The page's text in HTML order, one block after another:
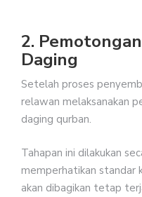
2.
Daging
Setelah proses
relawan melaksanakan
daging qurban.
Tahapan ini dilakukan
memperhatikan standar
akan dibagikan tetap